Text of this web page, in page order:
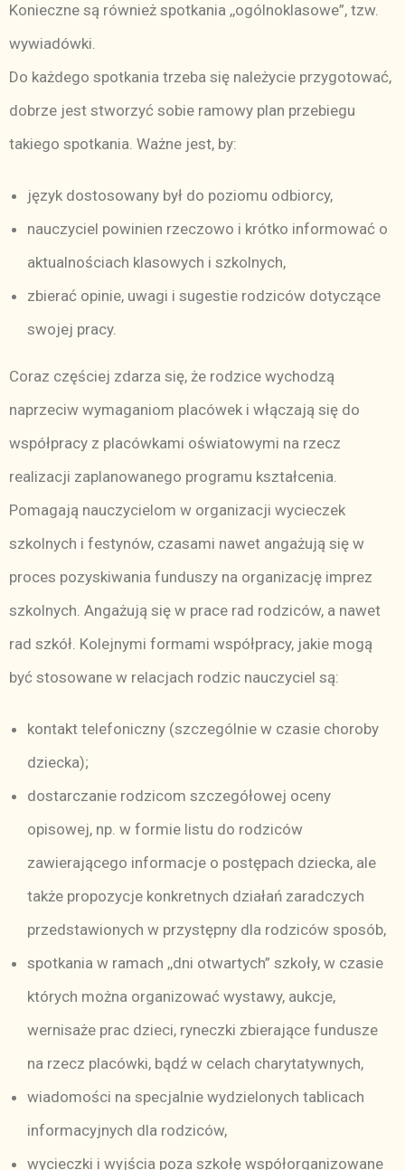
Konieczne są również spotkania ,,ogólnoklasowe”, tzw.
wywiadówki.
Do każdego spotkania trzeba się należycie przygotować,
dobrze jest stworzyć sobie ramowy plan przebiegu
takiego spotkania. Ważne jest, by:
język dostosowany był do poziomu odbiorcy,
nauczyciel powinien rzeczowo i krótko informować o
aktualnościach klasowych i szkolnych,
zbierać opinie, uwagi i sugestie rodziców dotyczące
swojej pracy.
Coraz częściej zdarza się, że rodzice wychodzą
naprzeciw wymaganiom placówek i włączają się do
współpracy z placówkami oświatowymi na rzecz
realizacji zaplanowanego programu kształcenia.
Pomagają nauczycielom w organizacji wycieczek
szkolnych i festynów, czasami nawet angażują się w
proces pozyskiwania funduszy na organizację imprez
szkolnych. Angażują się w prace rad rodziców, a nawet
rad szkół. Kolejnymi formami współpracy, jakie mogą
być stosowane w relacjach rodzic nauczyciel są:
kontakt telefoniczny (szczególnie w czasie choroby
dziecka);
dostarczanie rodzicom szczegółowej oceny
opisowej, np. w formie listu do rodziców
zawierającego informacje o postępach dziecka, ale
także propozycje konkretnych działań zaradczych
przedstawionych w przystępny dla rodziców sposób,
spotkania w ramach ,,dni otwartych” szkoły, w czasie
których można organizować wystawy, aukcje,
wernisaże prac dzieci, ryneczki zbierające fundusze
na rzecz placówki, bądź w celach charytatywnych,
wiadomości na specjalnie wydzielonych tablicach
informacyjnych dla rodziców,
wycieczki i wyjścia poza szkołę współorganizowane